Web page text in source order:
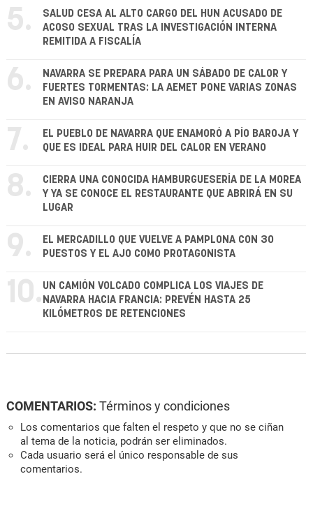
5.
SALUD CESA AL ALTO CARGO DEL HUN ACUSADO DE
ACOSO SEXUAL TRAS LA INVESTIGACIÓN INTERNA
REMITIDA A FISCALÍA
6.
NAVARRA SE PREPARA PARA UN SÁBADO DE CALOR Y
FUERTES TORMENTAS: LA AEMET PONE VARIAS ZONAS
EN AVISO NARANJA
7.
EL PUEBLO DE NAVARRA QUE ENAMORÓ A PÍO BAROJA Y
QUE ES IDEAL PARA HUIR DEL CALOR EN VERANO
8.
CIERRA UNA CONOCIDA HAMBURGUESERÍA DE LA MOREA
Y YA SE CONOCE EL RESTAURANTE QUE ABRIRÁ EN SU
LUGAR
9.
EL MERCADILLO QUE VUELVE A PAMPLONA CON 30
PUESTOS Y EL AJO COMO PROTAGONISTA
10. UN CAMIÓN VOLCADO COMPLICA LOS VIAJES DE
NAVARRA HACIA FRANCIA: PREVÉN HASTA 25
KILÓMETROS DE RETENCIONES
COMENTARIOS: Términos y condiciones
Los comentarios que falten el respeto y que no se ciñan
al tema de la noticia, podrán ser eliminados.
Cada usuario será el único responsable de sus
comentarios.